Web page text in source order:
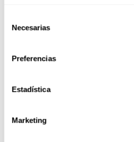
Necesarias
Preferencias
Estadística
Marketing